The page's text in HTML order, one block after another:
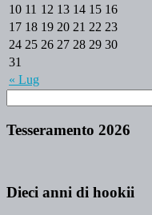
« Lug
10 11 12 13 14 15 16
17 18 19 20 21 22 23
24 25 26 27 28 29 30
31
Tesseramento 2026
Dieci anni di hookii